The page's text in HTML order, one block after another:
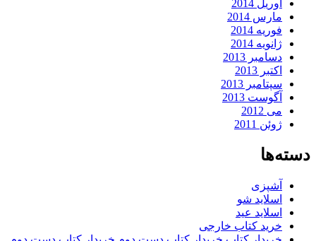
آوریل 2014
مارس 2014
فوریه 2014
ژانویه 2014
دسامبر 2013
اکتبر 2013
سپتامبر 2013
آگوست 2013
می 2012
ژوئن 2011
دسته‌ها
آشپزی
اسلاید شو
اسلاید عید
خرید کتاب خارجی